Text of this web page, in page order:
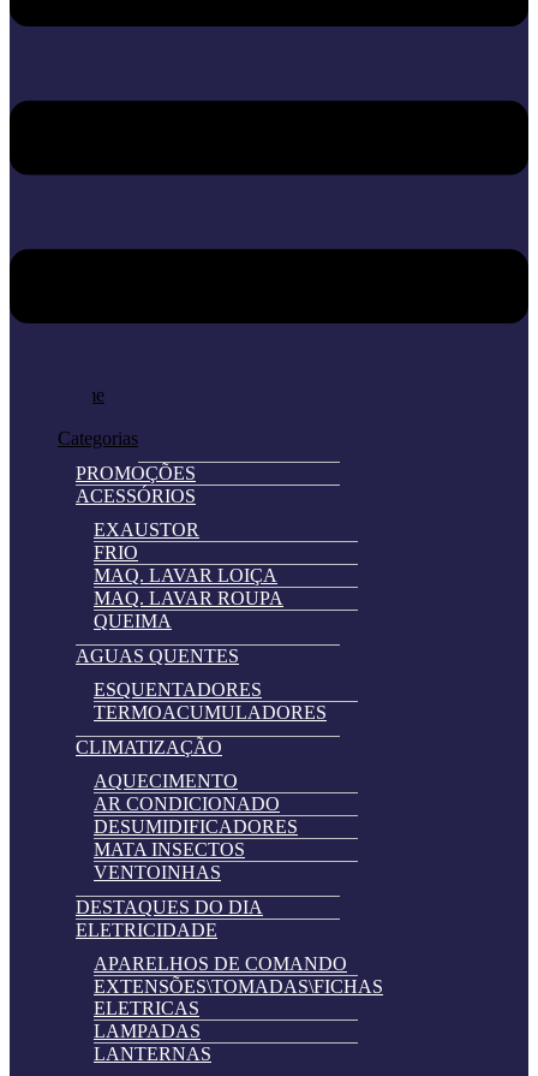
Home
Categorias
PROMOÇÕES
ACESSÓRIOS
EXAUSTOR
FRIO
MAQ. LAVAR LOIÇA
MAQ. LAVAR ROUPA
QUEIMA
AGUAS QUENTES
ESQUENTADORES
TERMOACUMULADORES
CLIMATIZAÇÃO
AQUECIMENTO
AR CONDICIONADO
DESUMIDIFICADORES
MATA INSECTOS
VENTOINHAS
DESTAQUES DO DIA
ELETRICIDADE
APARELHOS DE COMANDO
EXTENSÕES\TOMADAS\FICHAS
ELETRICAS
LAMPADAS
LANTERNAS